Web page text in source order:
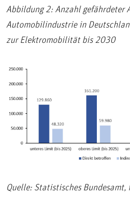
Abbildung 2: Anzahl gefährdeter
Automobilindustrie in
zur Elektromobilität bis 2030
Quelle: Statistisches